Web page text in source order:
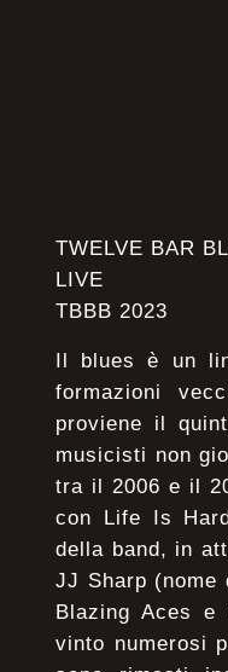
TWELVE BAR
LIVE
TBBB 2023
Il blues è un
formazioni
proviene il
musicisti non
tra il 2006 e il
con Life Is
della band, in
JJ Sharp (nome
Blazing Aces
vinto numerosi